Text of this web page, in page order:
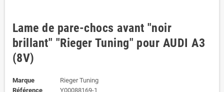
Lame de pare-chocs avant "noir
brillant" "Rieger Tuning" pour AUDI A3
(8V)
Marque
Rieger Tuning
Référence
Y00088169-1